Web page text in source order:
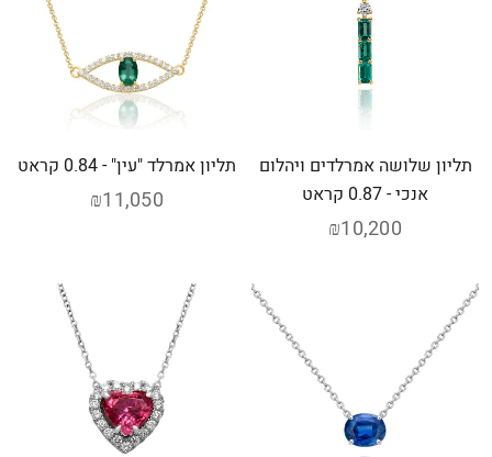
תליון שלושה אמרלדים ויהלום
אנכי - 0.87 קראט
₪10,200
תליון אמרלד "עין" - 0.84 קראט
₪11,050